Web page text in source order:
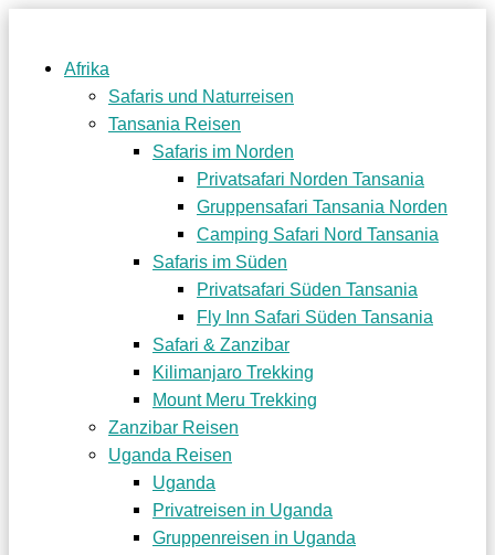
Afrika
Safaris und Naturreisen
Tansania Reisen
Safaris im Norden
Privatsafari Norden Tansania
Gruppensafari Tansania Norden
Camping Safari Nord Tansania
Safaris im Süden
Privatsafari Süden Tansania
Fly Inn Safari Süden Tansania
Safari & Zanzibar
Kilimanjaro Trekking
Mount Meru Trekking
Zanzibar Reisen
Uganda Reisen
Uganda
Privatreisen in Uganda
Gruppenreisen in Uganda